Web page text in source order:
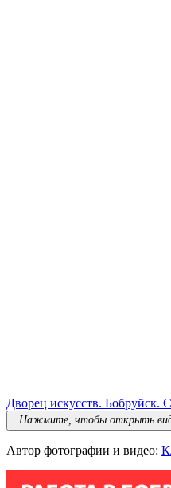
Дворец искусств. Бобруйск.
Автор фотографии и видео: